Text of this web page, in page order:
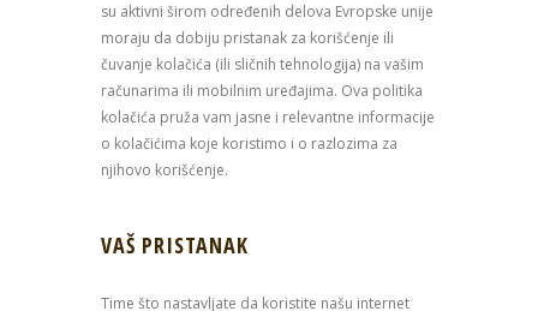
su aktivni širom određenih delova Evropske unije
moraju da dobiju pristanak za korišćenje ili
čuvanje kolačića (ili sličnih tehnologija) na vašim
računarima ili mobilnim uređajima. Ova politika
kolačića pruža vam jasne i relevantne informacije
o kolačićima koje koristimo i o razlozima za
njihovo korišćenje.
VAŠ PRISTANAK
Time što nastavljate da koristite našu internet